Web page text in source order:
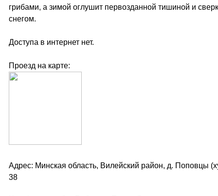
грибами, а зимой оглушит первозданной тишиной и
снегом.
Доступа в интернет нет.
Проезд на карте:
Адрес: Минская область, Вилейский район, д. Поповцы
38